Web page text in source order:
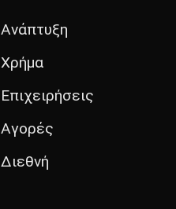
Ανάπτυξη
Χρήμα
Επιχειρήσεις
Αγορές
Διεθνή